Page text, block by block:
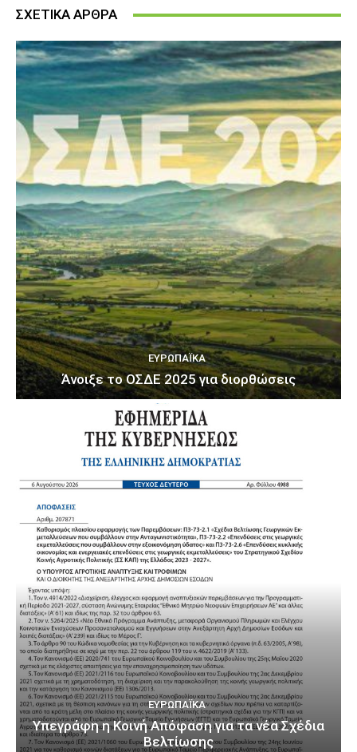
ΣΧΕΤΙΚΑ ΑΡΘΡΑ
ΕΥΡΩΠΑΪΚΆ
Άνοιξε το ΟΣΔΕ 2025 για διορθώσεις
ΕΥΡΩΠΑΪΚΆ
Υπεγράφη η Κοινή Απόφαση για τα νέα Σχέδια
Βελτίωσης